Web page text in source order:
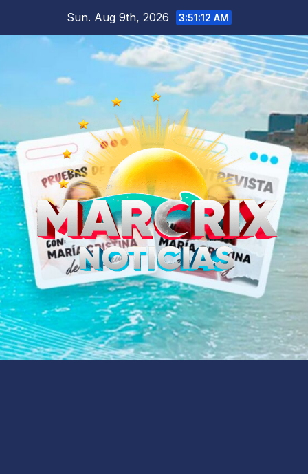
Sun. Aug 9th, 2026 3:51:14 AM